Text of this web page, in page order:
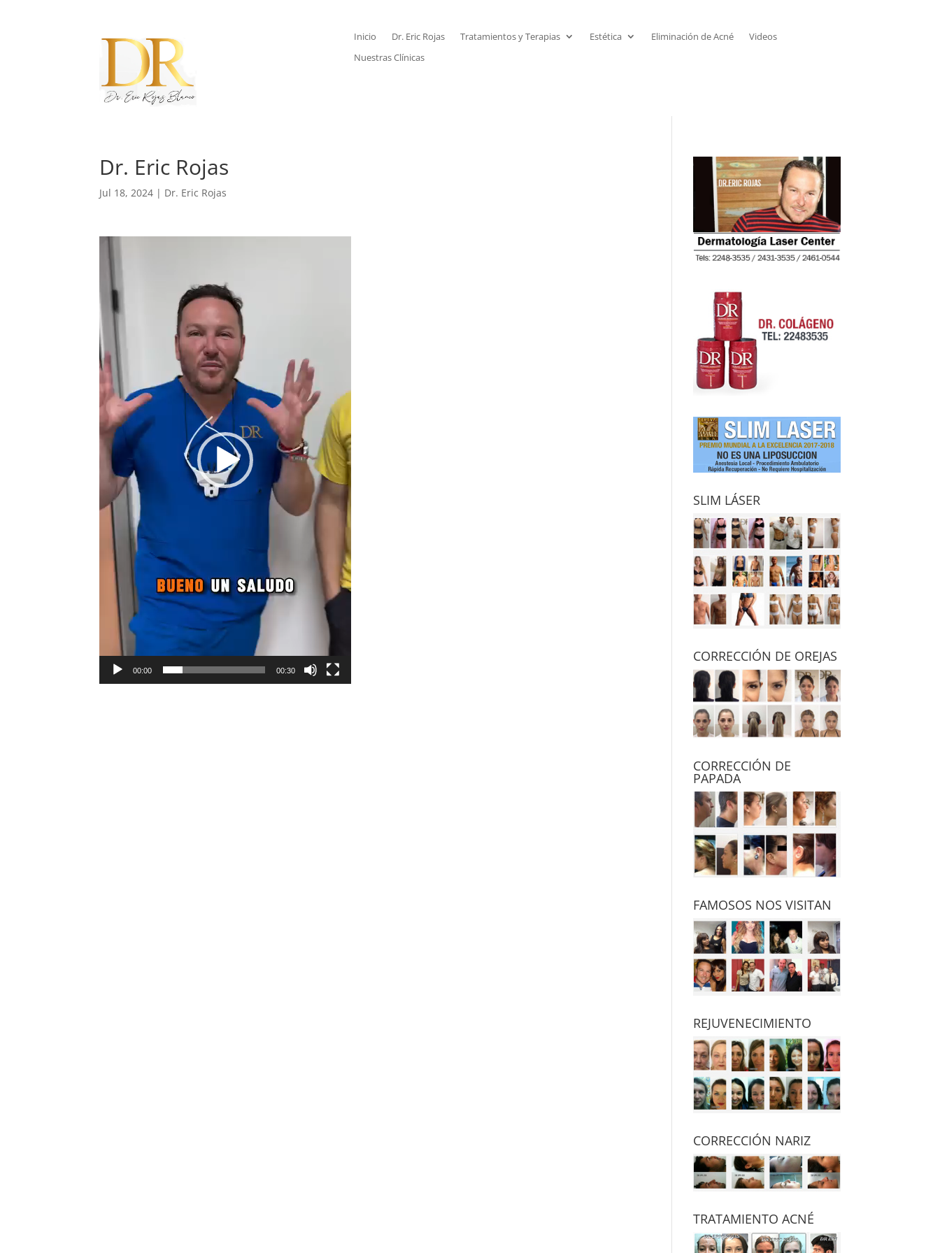
Inicio Dr. Eric Rojas Tratamientos y Terapias Estética Eliminación de Acné
Videos
Nuestras Clínicas
Dr. Eric Rojas
Jul 18, 2024| Dr. Eric Rojas
Reproductor
00:00 00:30
SLIM LÁSER
CORRECCIÓN DE OREJAS
CORRECCIÓN DE
PAPADA
FAMOSOS NOS VISITAN
REJUVENECIMIENTO
CORRECCIÓN NARIZ
TRATAMIENTO ACNÉ